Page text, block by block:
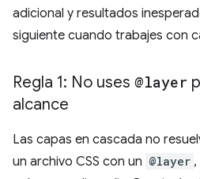
adicional y resultados
siguiente cuando trabajes con
Regla 1: No uses @layer
alcance
Las capas en cascada no
un archivo CSS con un @layer